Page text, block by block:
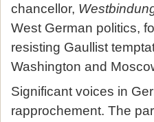
chancellor,
West German politics,
resisting Gaullist
Washington and
Significant voices in
rapprochement. The